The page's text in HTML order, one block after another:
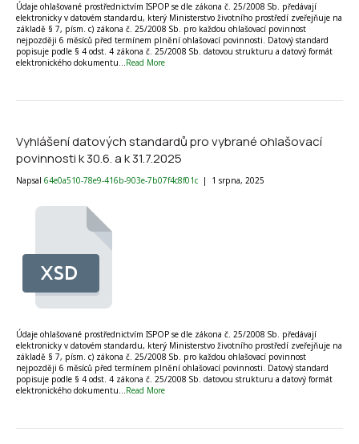
Údaje ohlašované prostřednictvím ISPOP se dle zákona č. 25/2008 Sb. předávají
elektronicky v datovém standardu, který Ministerstvo životního prostředí zveřejňuje na
základě § 7, písm. c) zákona č. 25/2008 Sb. pro každou ohlašovací povinnost
nejpozději 6 měsíců před termínem plnění ohlašovací povinnosti. Datový standard
popisuje podle § 4 odst. 4 zákona č. 25/2008 Sb. datovou strukturu a datový formát
elektronického dokumentu…Read More
Vyhlášení datových standardů pro vybrané ohlašovací
povinnosti k 30.6. a k 31.7.2025
Napsal 64e0a510-78e9-416b-903e-7b07f4c8f01c | 1 srpna, 2025
Údaje ohlašované prostřednictvím ISPOP se dle zákona č. 25/2008 Sb. předávají
elektronicky v datovém standardu, který Ministerstvo životního prostředí zveřejňuje na
základě § 7, písm. c) zákona č. 25/2008 Sb. pro každou ohlašovací povinnost
nejpozději 6 měsíců před termínem plnění ohlašovací povinnosti. Datový standard
popisuje podle § 4 odst. 4 zákona č. 25/2008 Sb. datovou strukturu a datový formát
elektronického dokumentu…Read More